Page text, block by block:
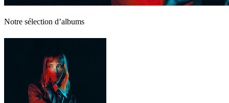
Notre sélection d’albums